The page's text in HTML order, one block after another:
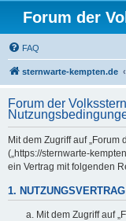
Forum der
FAQ
sternwarte-kempten.de
Forum der
Mit dem Zugriff auf „Forum
(„https://sternwarte-
ein Vertrag mit folgenden
1. NUTZUNGSVERTRAG
Mit dem Zugriff auf